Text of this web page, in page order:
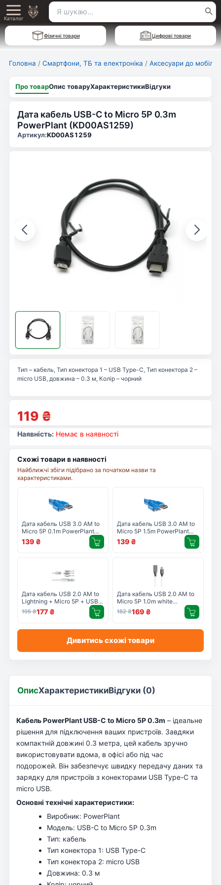
Перейти
до
вмісту
Main
Menu
Каталог
Пошук
для:
Фізичні товари Цифрові товари
Головна / Смартфони, ТБ та електроніка / Аксесуари до
Про товарОпис товаруХарактеристикиВідгуки
Дата кабель USB-C to Micro 5P 0.3m
PowerPlant (KD00AS1259)
Артикул:KD00AS1259
119 ₴
Тип – кабель, Тип конектора 1 – USB Type-C, Тип конектора 2 –
micro USB, довжина – 0.3 м, Колір – чорний
Наявність: Немає в наявності
Схожі товари в наявності
Найближчі збіги підібрано за початком назви та
характеристиками.
Дата кабель USB 3.0 AM to
Micro 5P 0.1m PowerPlant
(KD00AS1229)
139 ₴
Дата кабель USB 3.0 AM to
Micro 5P 1.5m PowerPlant
(KD00AS1231)
139 ₴
Дата кабель USB 2.0 AM to
Lightning + Micro 5P + USB-
C 1.0m 2.1A PowerPlant
(CA910663)
195₴177 ₴
Дата кабель USB 2.0 AM to
Micro 5P 1.0m white
PowerPlant (CA910700)
182₴169 ₴
Дивитись схожі товари
ОписХарактеристикиВідгуки (0)
Кабель PowerPlant USB-C to Micro 5P 0.3m – ідеальне
рішення для підключення ваших пристроїв. Завдяки
компактній довжині 0.3 метра, цей кабель зручно
використовувати вдома, в офісі або під час
подорожей. Він забезпечує швидку передачу даних та
зарядку для пристроїв з конекторами USB Type-C та
micro USB.
Основні технічні характеристики:
Виробник: PowerPlant
Модель: USB-C to Micro 5P 0.3m
Тип: кабель
Тип конектора 1: USB Type-C
Тип конектора 2: micro USB
Довжина: 0.3 м